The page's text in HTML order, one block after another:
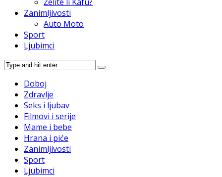
Zanimljivosti
Auto Moto
Sport
Ljubimci
Doboj
Zdravlje
Seks i ljubav
Filmovi i serije
Mame i bebe
Hrana i piće
Zanimljivosti
Sport
Ljubimci